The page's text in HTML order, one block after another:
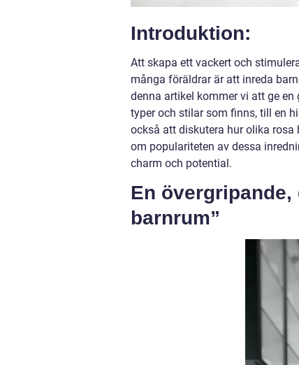
Introduktion:
Att skapa ett vackert och
många föräldrar är att inreda
denna artikel kommer vi att ge
typer och stilar som finns, till en
också att diskutera hur olika
om populariteten av dessa
charm och potential.
En
barnrum”